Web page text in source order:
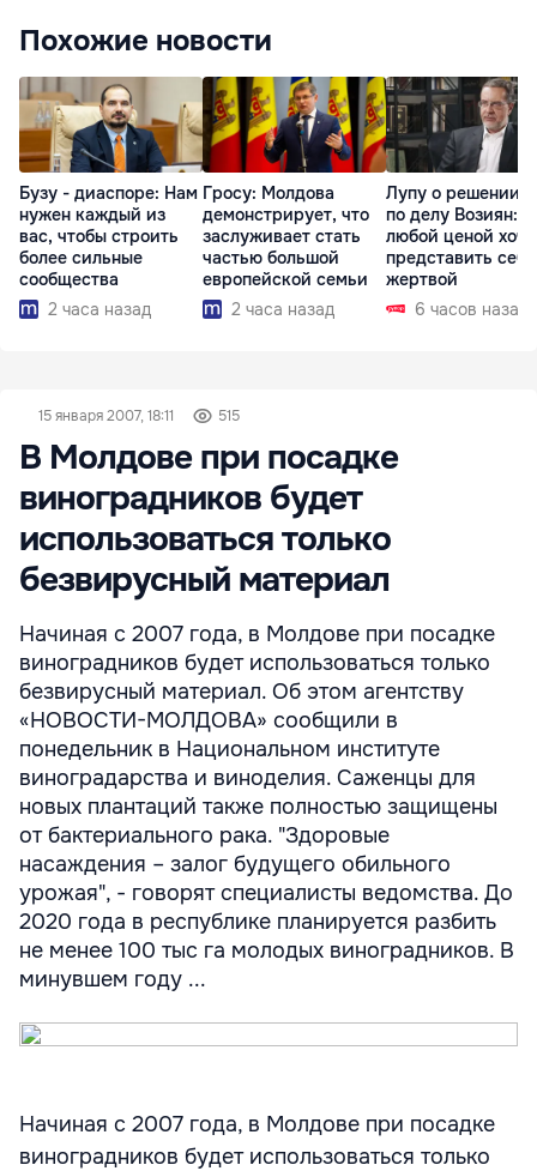
Похожие новости
Бузу - диаспоре: Нам
нужен каждый из
вас, чтобы строить
более сильные
сообщества
2 часа назад
Гросу: Молдова
демонстрирует, что
заслуживает стать
частью большой
европейской семьи
2 часа назад
Лупу о решении
по делу Возиян:
любой ценой
представить себя
жертвой
6 часов назад
15 января 2007, 18:11 515
В Молдове при посадке
виноградников будет
использоваться только
безвирусный материал
Начиная с 2007 года, в Молдове при посадке
виноградников будет использоваться только
безвирусный материал. Об этом агентству
«НОВОСТИ-МОЛДОВА» сообщили в
понедельник в Национальном институте
виноградарства и виноделия. Саженцы для
новых плантаций также полностью защищены
от бактериального рака. "Здоровые
насаждения – залог будущего обильного
урожая", - говорят специалисты ведомства. До
2020 года в республике планируется разбить
не менее 100 тыс га молодых виноградников. В
минувшем году ...
Начиная с 2007 года, в Молдове при посадке
виноградников будет использоваться только